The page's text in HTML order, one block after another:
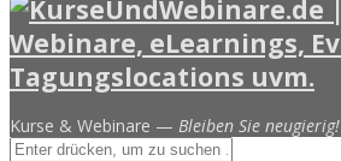
Kurse & Webinare — Bleiben Sie neugierig!